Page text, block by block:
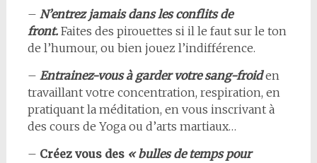
– N’entrez jamais dans les conflits de
front.Faites des pirouettes si il le faut sur le ton
de l’humour, ou bien jouez l’indifférence.
– Entrainez-vous à garder votre sang-froid en
travaillant votre concentration, respiration, en
pratiquant la méditation, en vous inscrivant à
des cours de Yoga ou d’arts martiaux…
– Créez vous des « bulles de temps pour